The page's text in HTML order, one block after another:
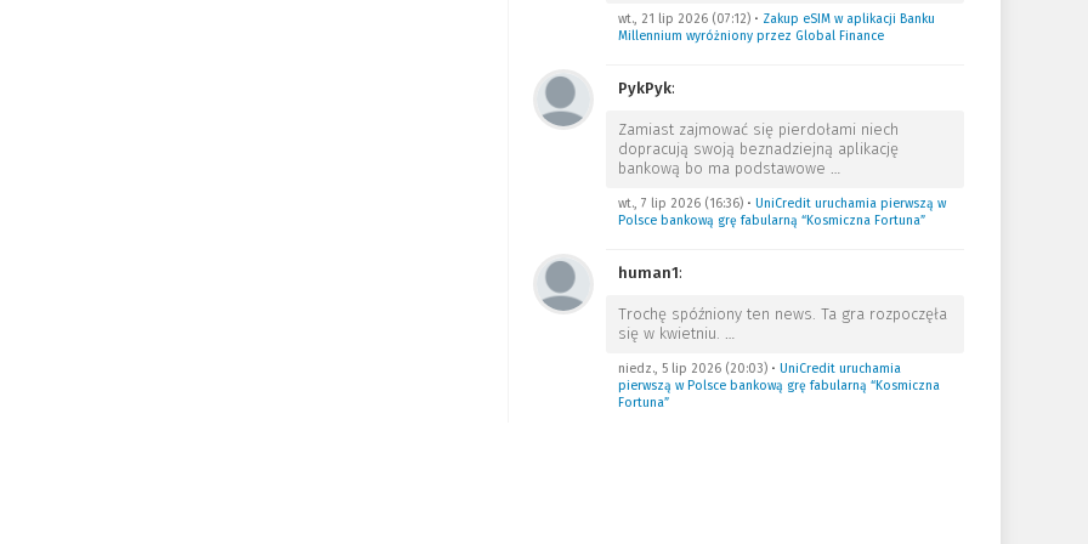
wt., 21 lip 2026 (07:12)• Zakup eSIM w aplikacji Banku
Millennium wyróżniony przez Global Finance
PykPyk:
Zamiast zajmować się pierdołami niech
dopracują swoją beznadziejną aplikację
bankową bo ma podstawowe …
wt., 7 lip 2026 (16:36)• UniCredit uruchamia pierwszą w
Polsce bankową grę fabularną “Kosmiczna Fortuna”
human1:
Trochę spóźniony ten news. Ta gra rozpoczęła
się w kwietniu. …
niedz., 5 lip 2026 (20:03)• UniCredit uruchamia
pierwszą w Polsce bankową grę fabularną “Kosmiczna
Fortuna”